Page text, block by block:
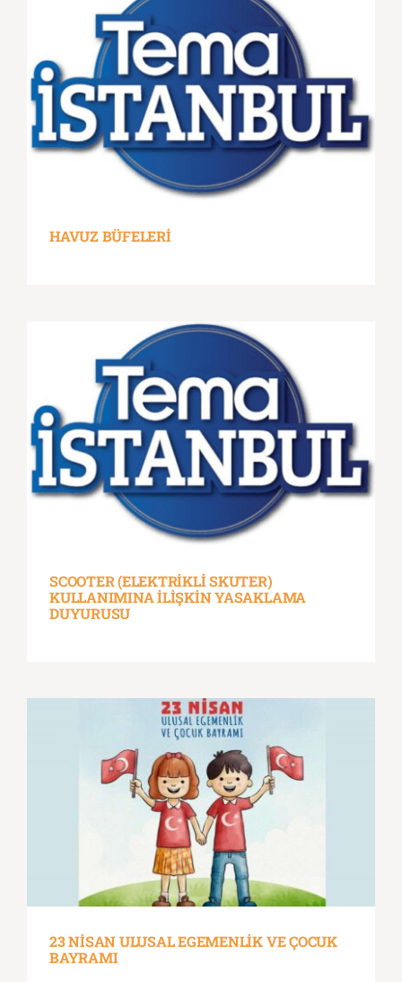
HAVUZ BÜFELERİ
SCOOTER (ELEKTRİKLİ SKUTER)
KULLANIMINA İLİŞKİN YASAKLAMA
DUYURUSU
23 NİSAN ULUSAL EGEMENLİK VE ÇOCUK
BAYRAMI